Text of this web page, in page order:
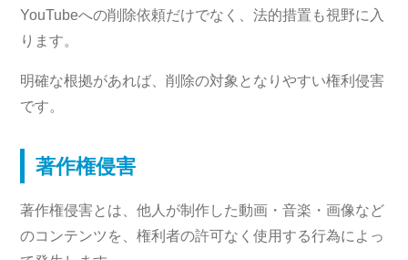
YouTubeへの削除依頼だけでなく、法的措置も視野に入
ります。
明確な根拠があれば、削除の対象となりやすい権利侵害
です。
著作権侵害
著作権侵害とは、他人が制作した動画・音楽・画像など
のコンテンツを、権利者の許可なく使用する行為によっ